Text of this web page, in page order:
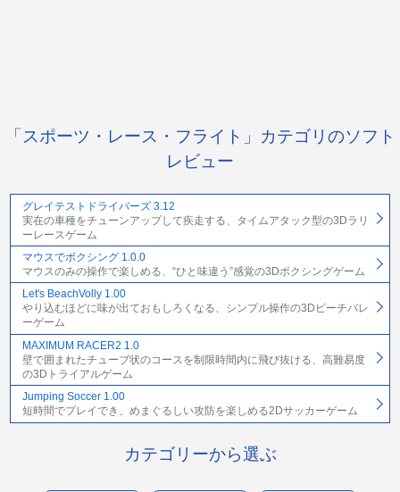
「スポーツ・レース・フライト」カテゴリのソフト
レビュー
グレイテストドライバーズ 3.12
実在の車種をチューンアップして疾走する、タイムアタック型の3Dラリ
ーレースゲーム
マウスでボクシング 1.0.0
マウスのみの操作で楽しめる、“ひと味違う”感覚の3Dボクシングゲーム
Let's BeachVolly 1.00
やり込むほどに味が出ておもしろくなる、シンプル操作の3Dビーチバレ
ーゲーム
MAXIMUM RACER2 1.0
壁で囲まれたチューブ状のコースを制限時間内に飛び抜ける、高難易度
の3Dトライアルゲーム
Jumping Soccer 1.00
短時間でプレイでき、めまぐるしい攻防を楽しめる2Dサッカーゲーム
カテゴリーから選ぶ